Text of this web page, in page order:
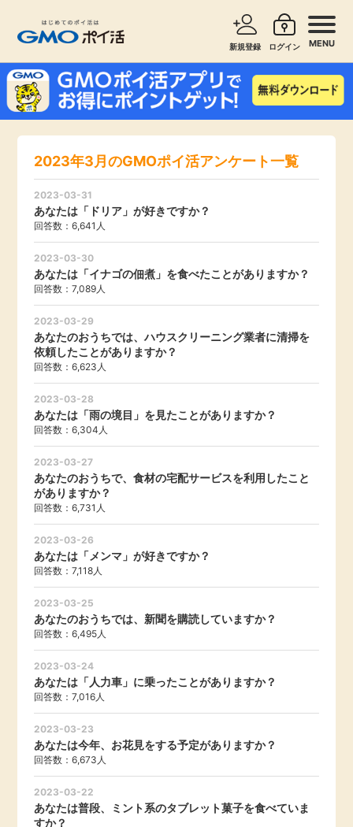
新規登録 ログイン MENU
新着
高還元
無料
即日還元
アンケート
ゲーム
買い物
モニター
ポイ活お得情報
お友達紹介
カード比較
毎日ゲット
特集一覧
GMOポイ活の使い方
サービスで探す ショッピングで探す
旅行・レンタカー
無料サービス
クレジットカード
暮らし
引っ越し
買取・査定
学び
進学・教育
美容・健康
月額有料サービス
銀行・金融・投資
家計の固定費
2023年3月のGMOポイ活アンケート一覧
2023-03-31
あなたは「ドリア」が好きですか？
回答数：6,641人
2023-03-30
あなたは「イナゴの佃煮」を食べたことがありますか？
回答数：7,089人
2023-03-29
あなたのおうちでは、ハウスクリーニング業者に清掃を
依頼したことがありますか？
回答数：6,623人
2023-03-28
あなたは「雨の境目」を見たことがありますか？
回答数：6,304人
2023-03-27
あなたのおうちで、食材の宅配サービスを利用したこと
がありますか？
回答数：6,731人
2023-03-26
あなたは「メンマ」が好きですか？
回答数：7,118人
2023-03-25
あなたのおうちでは、新聞を購読していますか？
回答数：6,495人
2023-03-24
あなたは「人力車」に乗ったことがありますか？
回答数：7,016人
2023-03-23
あなたは今年、お花見をする予定がありますか？
回答数：6,673人
2023-03-22
あなたは普段、ミント系のタブレット菓子を食べていま
すか？